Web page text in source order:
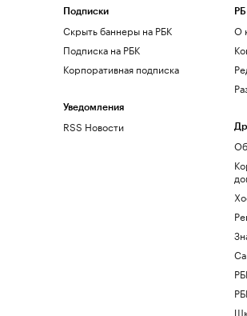
Подписки
Скрыть баннеры на РБК
Подписка на РБК
Корпоративная подписка
Уведомления
RSS Новости
О